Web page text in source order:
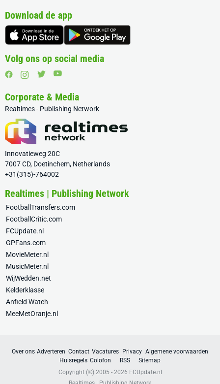
Download de app
Volg ons op social media
Corporate & Media
Realtimes - Publishing Network
Innovatieweg 20C
7007 CD, Doetinchem, Netherlands
+31(315)-764002
Realtimes | Publishing Network
FootballTransfers.com
FootballCritic.com
FCUpdate.nl
GPFans.com
MovieMeter.nl
MusicMeter.nl
WijWedden.net
Kelderklasse
Anfield Watch
MeeMetOranje.nl
Over ons Adverteren Contact Vacatures Privacy Algemene voorwaarden
Huisregels Colofon RSS
Sitemap
Copyright (©) 2005 - 2026 FCUpdate.nl